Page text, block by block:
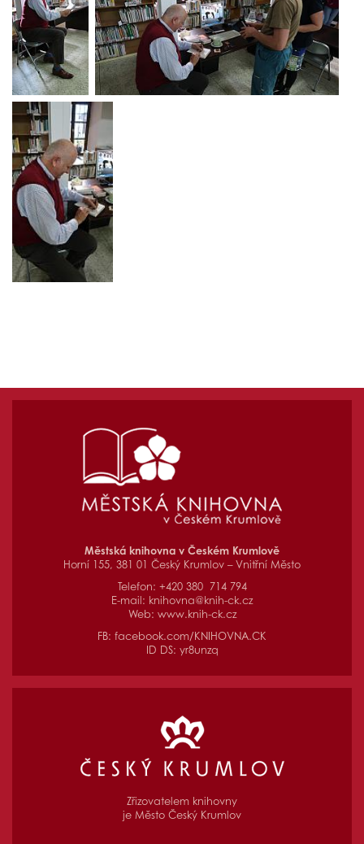
Městská knihovna v Českém Krumlově
Horní 155, 381 01 Český Krumlov – Vnitřní Město
Telefon: +420 380 714 794
E-mail: knihovna@knih-ck.cz
Web: www.knih-ck.cz
FB: facebook.com/KNIHOVNA.CK
ID DS: yr8unzq
Zřizovatelem knihovny
je Město Český Krumlov